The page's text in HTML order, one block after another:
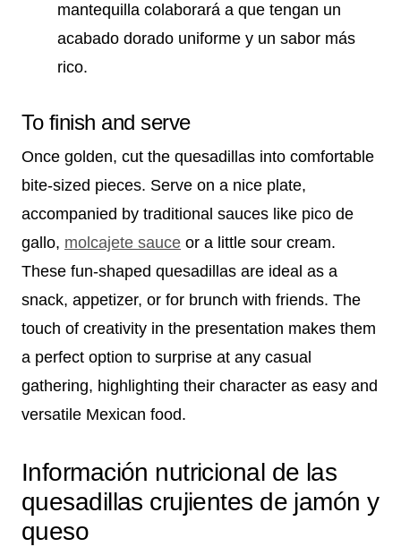
mantequilla colaborará a que tengan un
acabado dorado uniforme y un sabor más
rico.
To finish and serve
Once golden, cut the quesadillas into comfortable
bite-sized pieces. Serve on a nice plate,
accompanied by traditional sauces like pico de
gallo, molcajete sauce or a little sour cream.
These fun-shaped quesadillas are ideal as a
snack, appetizer, or for brunch with friends. The
touch of creativity in the presentation makes them
a perfect option to surprise at any casual
gathering, highlighting their character as easy and
versatile Mexican food.
Información nutricional de las
quesadillas crujientes de jamón y
queso